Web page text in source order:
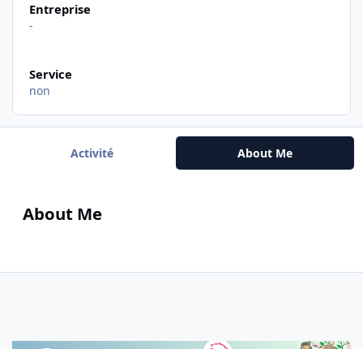
Entreprise
-
Service
non
Activité About Me
About Me